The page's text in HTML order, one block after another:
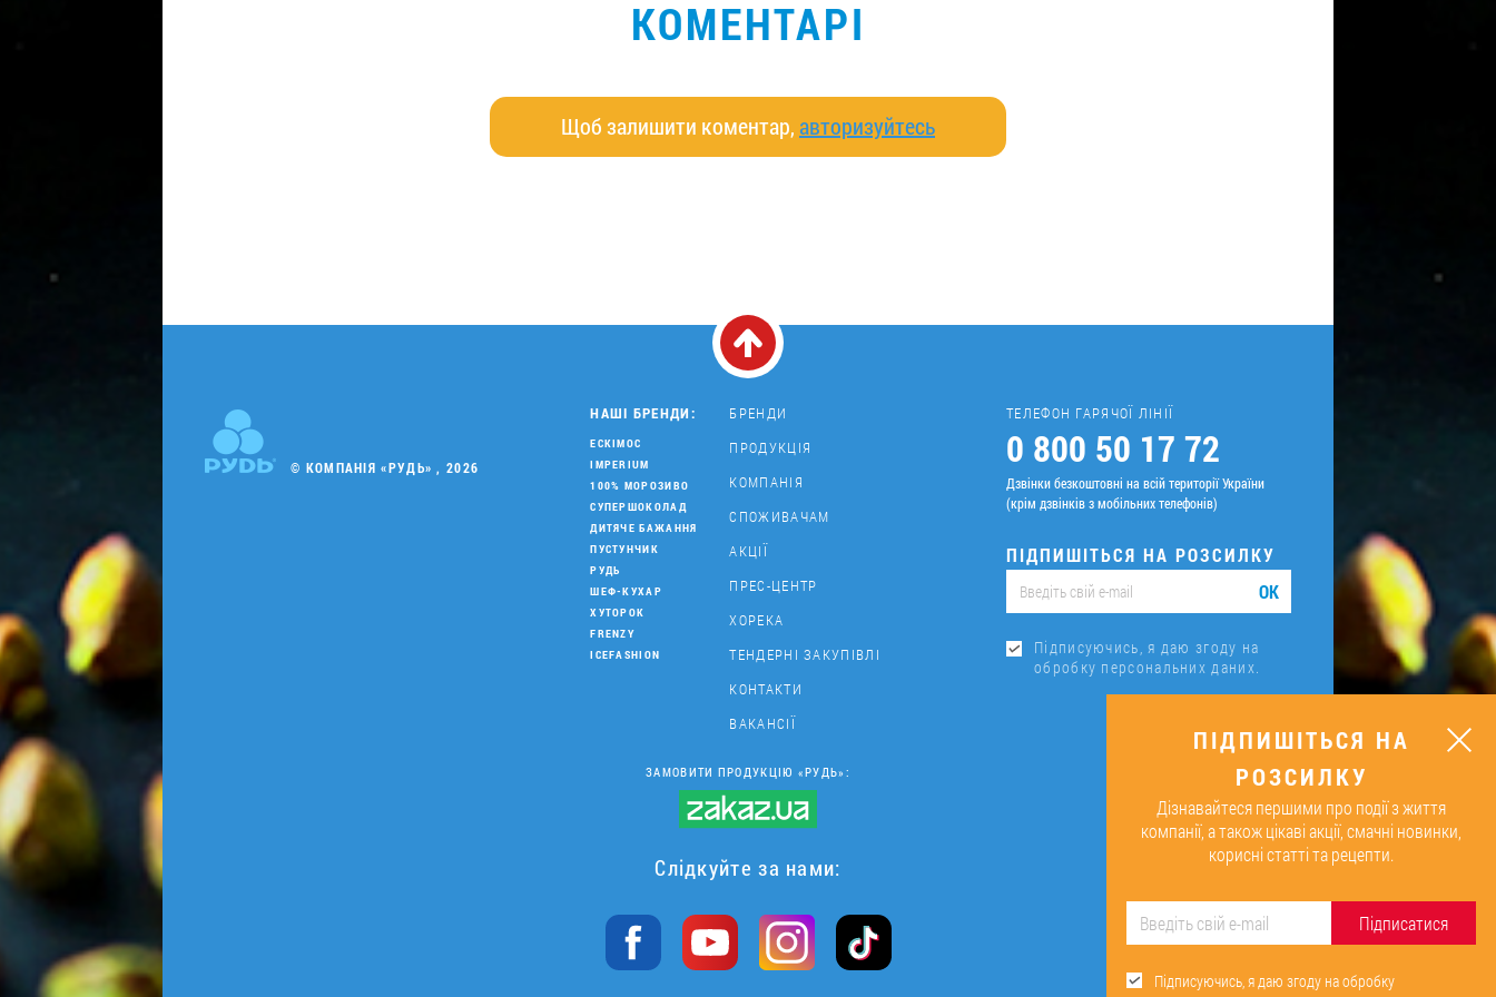
КОМЕНТАРІ
Щоб залишити коментар, авторизуйтесь
© КОМПАНІЯ «РУДЬ» , 2026
НАШІ БРЕНДИ:
ЕСКІМОС
IMPERIUM
100% МОРОЗИВО
СУПЕРШОКОЛАД
ДИТЯЧЕ БАЖАННЯ
ПУСТУНЧИК
РУДЬ
ШЕФ-КУХАР
ХУТОРОК
FRENZY
ICEFASHION
БРЕНДИ
ПРОДУКЦІЯ
КОМПАНІЯ
СПОЖИВАЧАМ
АКЦІЇ
ПРЕС-ЦЕНТР
ХОРЕКА
ТЕНДЕРНІ ЗАКУПІВЛІ
КОНТАКТИ
ВАКАНСІЇ
ТЕЛЕФОН ГАРЯЧОЇ ЛІНІЇ
0 800 50 17 72
Дзвінки безкоштовні на всій території України
(крім дзвінків з мобільних телефонів)
ПІДПИШІТЬСЯ НА РОЗСИЛКУ
ОК
Підписуючись, я даю згоду на
обробку персональних даних.
ЗАМОВИТИ ПРОДУКЦІЮ «РУДЬ»:
Слідкуйте за нами:
ПІДПИШІТЬСЯ НА
РОЗСИЛКУ
Дізнавайтеся першими про події з життя
компанії, а також цікаві акції, смачні новинки,
корисні статті та рецепти.
Підписатися
Підписуючись, я даю згоду на обробку